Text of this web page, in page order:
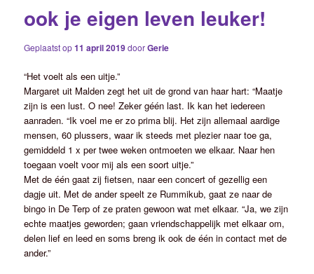
ook je eigen leven leuker!
Geplaatst op11 april 2019doorGerie
“Het voelt als een uitje.”
Margaret uit Malden zegt het uit de grond van haar hart: “Maatje
zijn is een lust. O nee! Zeker géén last. Ik kan het iedereen
aanraden. “Ik voel me er zo prima blij. Het zijn allemaal aardige
mensen, 60 plussers, waar ik steeds met plezier naar toe ga,
gemiddeld 1 x per twee weken ontmoeten we elkaar. Naar hen
toegaan voelt voor mij als een soort uitje.”
Met de één gaat zij fietsen, naar een concert of gezellig een
dagje uit. Met de ander speelt ze Rummikub, gaat ze naar de
bingo in De Terp of ze praten gewoon wat met elkaar. “Ja, we zijn
echte maatjes geworden; gaan vriendschappelijk met elkaar om,
delen lief en leed en soms breng ik ook de één in contact met de
ander.”